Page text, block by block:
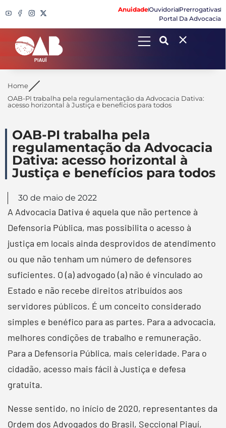
AnuidadeOuvidoriaPrerrogativas
Portal Da Advocacia
Search
Home
OAB-PI trabalha pela regulamentação da Advocacia Dativa:
acesso horizontal à Justiça e benefícios para todos
OAB-PI trabalha pela
regulamentação da Advocacia
Dativa: acesso horizontal à
Justiça e benefícios para todos
30 de maio de 2022
A Advocacia Dativa é aquela que não pertence à
Defensoria Pública, mas possibilita o acesso à
justiça em locais ainda desprovidos de atendimento
ou que não tenham um número de defensores
suficientes. O (a) advogado (a) não é vinculado ao
Estado e não recebe direitos atribuídos aos
servidores públicos. É um conceito considerado
simples e benéfico para as partes. Para a advocacia,
melhores condições de trabalho e remuneração.
Para a Defensoria Pública, mais celeridade. Para o
cidadão, acesso mais fácil à Justiça e defesa
gratuita.
Nesse sentido, no início de 2020, representantes da
Ordem dos Advogados do Brasil, Seccional Piauí,